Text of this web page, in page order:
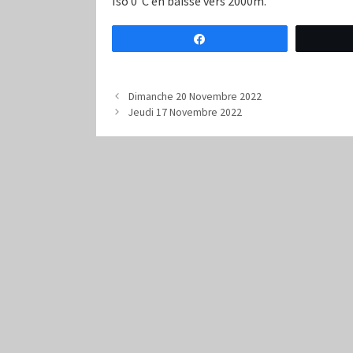
Dimanche 20 Novembre 2022
Jeudi 17 Novembre 2022